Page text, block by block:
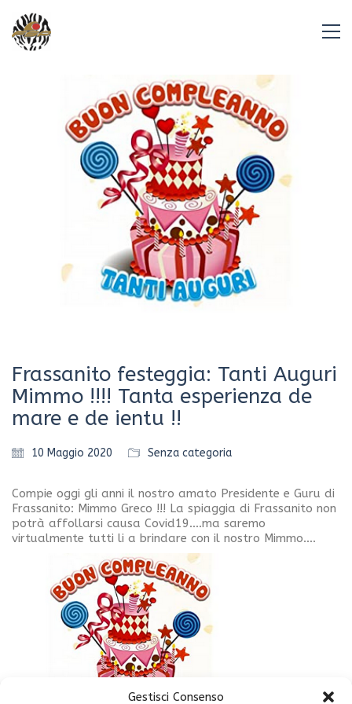
Gestisci Consenso
Frassanito festeggia: Tanti Auguri
Mimmo !!!! Tanta esperienza de
mare e de ientu !!
10 Maggio 2020 Senza categoria
Compie oggi gli anni il nostro amato Presidente e Guru di
Frassanito: Mimmo Greco !!! La spiaggia di Frassanito non
potrà affollarsi causa Covid19….ma saremo
virtualmente tutti li a brindare con il nostro Mimmo….